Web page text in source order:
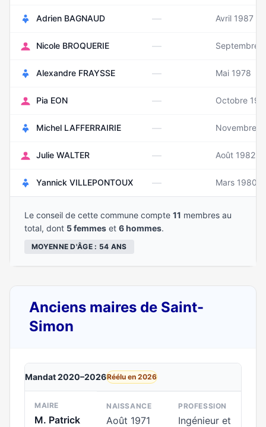
Adrien BAGNAUD — Avril 1987
Nicole BROQUERIE — Septembre
Alexandre FRAYSSE — Mai 1978
Pia EON — Octobre
Michel LAFFERRAIRIE — Novembre
Julie WALTER — Août 1982
Yannick VILLEPONTOUX — Mars 1980
Le conseil de cette commune compte 11 membres au
total, dont 5 femmes et 6 hommes.
MOYENNE D'ÂGE : 54 ANS
Anciens maires de Saint-
Simon
Mandat 2020–2026Réélu en 2026
MAIRE
M. Patrick
NAISSANCE
Août 1971
PROFESSION
Ingénieur et